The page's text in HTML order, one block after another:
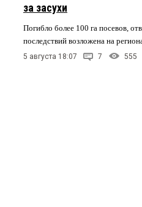
за засухи
Погибло более 100 га посевов,
последствий возложена на
5 августа 18:07 7 555